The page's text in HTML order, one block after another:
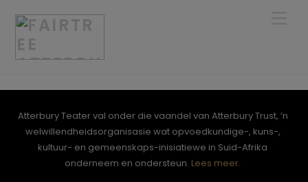
Atterbury Teater val onder die vaandel van Atterbury Trust, ‘n
welwillendheidsorganisasie wat opvoedkundige-, kuns-,
kultuur- en gemeenskaps-inisiatiewe in Suid-Afrika
onderneem en ondersteun. Lees meer.